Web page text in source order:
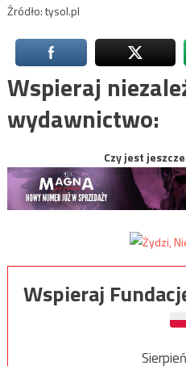
Źródło: tysol.pl
Wspieraj
wydawnictwo:
Czy jest
Wspieraj